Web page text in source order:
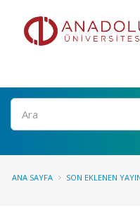
Ara
ANA SAYFA SON EKLENEN